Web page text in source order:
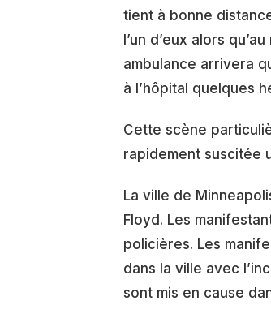
tient à bonne
l’un d’eux alors
ambulance arrivera
à l’hôpital quelques
Cette scène
rapidement suscitée
La ville de
Floyd. Les
policières. Les
dans la ville avec
sont mis en cause